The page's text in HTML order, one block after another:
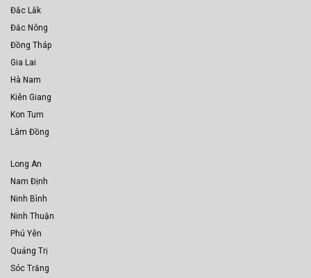
Đắc Lắk
Đắc Nông
Đồng Tháp
Gia Lai
Hà Nam
Kiên Giang
Kon Tum
Lâm Đồng
Long An
Nam Định
Ninh Bình
Ninh Thuận
Phú Yên
Quảng Trị
Sóc Trăng